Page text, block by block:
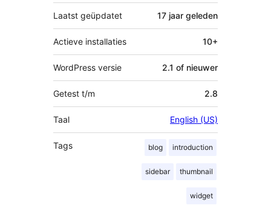
Laatst geüpdatet 17 jaar geleden
Actieve installaties 10+
WordPress versie 2.1 of nieuwer
Getest t/m 2.8
Taal English (US)
Tags blog introduction
sidebar thumbnail
widget